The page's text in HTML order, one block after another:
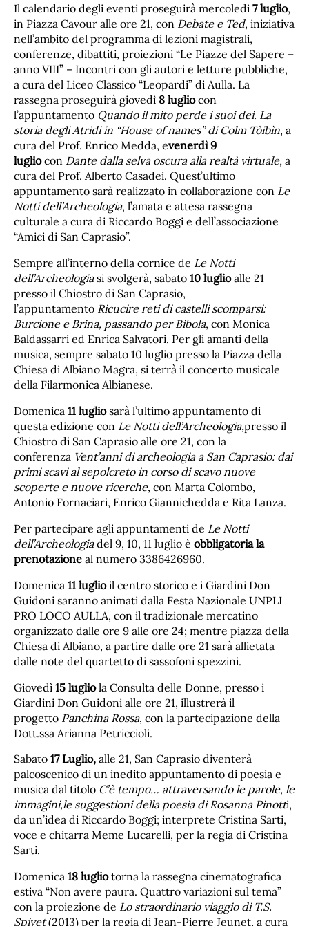
Il calendario degli eventi proseguirà mercoledì 7 luglio,
in Piazza Cavour alle ore 21, con Debate e Ted, iniziativa
nell’ambito del programma di lezioni magistrali,
conferenze, dibattiti, proiezioni “Le Piazze del Sapere –
anno VIII” – Incontri con gli autori e letture pubbliche,
a cura del Liceo Classico “Leopardi” di Aulla. La
rassegna proseguirà giovedì 8 lugliocon
l’appuntamento Quando il mito perde i suoi dei. La
storia degli Atridi in “House of names” di Colm Tòibìn, a
cura del Prof. Enrico Medda, evenerdì 9
lugliocon Dante dalla selva oscura alla realtà virtuale, a
cura del Prof. Alberto Casadei. Quest’ultimo
appuntamento sarà realizzato in collaborazione con Le
Notti dell’Archeologia, l’amata e attesa rassegna
culturale a cura di Riccardo Boggi e dell’associazione
“Amici di San Caprasio”.
Sempre all’interno della cornice de Le Notti
dell’Archeologiasi svolgerà, sabato 10 luglioalle 21
presso il Chiostro di San Caprasio,
l’appuntamento Ricucire reti di castelli scomparsi:
Burcione e Brina, passando per Bibola, con Monica
Baldassarri ed Enrica Salvatori. Per gli amanti della
musica, sempre sabato 10 luglio presso la Piazza della
Chiesa di Albiano Magra, si terrà il concerto musicale
della Filarmonica Albianese.
Domenica 11 lugliosarà l’ultimo appuntamento di
questa edizione con Le Notti dell’Archeologia,presso il
Chiostro di San Caprasio alle ore 21, con la
conferenza Vent’anni di archeologia a San Caprasio: dai
primi scavi al sepolcreto in corso di scavo nuove
scoperte e nuove ricerche, con Marta Colombo,
Antonio Fornaciari, Enrico Giannichedda e Rita Lanza.
Per partecipare agli appuntamenti de Le Notti
dell’Archeologiadel 9, 10, 11 luglio è obbligatoria la
prenotazione al numero 3386426960.
Domenica 11 luglioil centro storico e i Giardini Don
Guidoni saranno animati dalla Festa Nazionale UNPLI
PRO LOCO AULLA, con il tradizionale mercatino
organizzato dalle ore 9 alle ore 24; mentre piazza della
Chiesa di Albiano, a partire dalle ore 21 sarà allietata
dalle note del quartetto di sassofoni spezzini.
Giovedì 15 lugliola Consulta delle Donne, presso i
Giardini Don Guidoni alle ore 21, illustrerà il
progetto Panchina Rossa, con la partecipazione della
Dott.ssa Arianna Petriccioli.
Sabato 17 Luglio, alle 21, San Caprasio diventerà
palcoscenico di un inedito appuntamento di poesia e
musica dal titolo C’è tempo… attraversando le parole, le
immagini,le suggestioni della poesia di Rosanna Pinotti,
da un’idea di Riccardo Boggi; interprete Cristina Sarti,
voce e chitarra Meme Lucarelli, per la regia di Cristina
Sarti.
Domenica 18 lugliotorna la rassegna cinematografica
estiva “Non avere paura. Quattro variazioni sul tema”
con la proiezione de Lo straordinario viaggio di T.S.
Spivet(2013) per la regia di Jean-Pierre Jeunet, a cura